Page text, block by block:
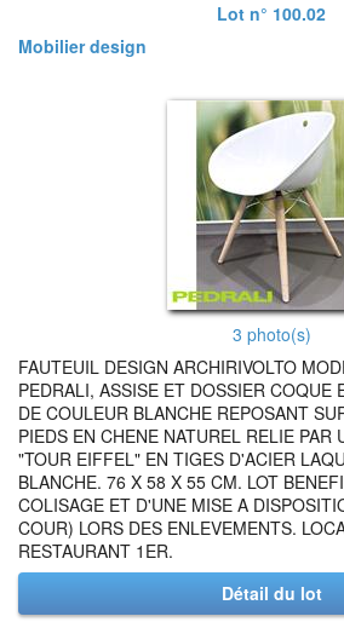
Lot n° 100.02
Mobilier design
3 photo(s)
FAUTEUIL DESIGN ARCHIRIVOLTO
PEDRALI, ASSISE ET DOSSIER COQUE
DE COULEUR BLANCHE REPOSANT
PIEDS EN CHENE NATUREL RELIE PAR
"TOUR EIFFEL" EN TIGES D'ACIER
BLANCHE. 76 X 58 X 55 CM. LOT
COLISAGE ET D'UNE MISE A
COUR) LORS DES ENLEVEMENTS.
RESTAURANT 1ER.
Détail du lot